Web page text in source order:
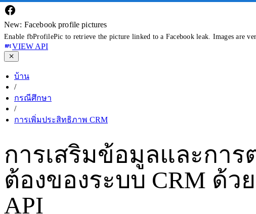
New: Facebook profile pictures
Enable fbProfilePic to retrieve the picture linked to a Facebook leak. Images are
VIEW API
บ้าน
/
กรณีศึกษา
/
การเพิ่มประสิทธิภาพ CRM
การเสริมข้อมูลและกา
ต้องของระบบ CRM ด้วย
API